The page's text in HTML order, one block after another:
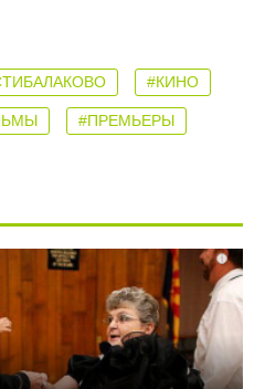
#КИНО
#ПРЕМЬЕРЫ
i